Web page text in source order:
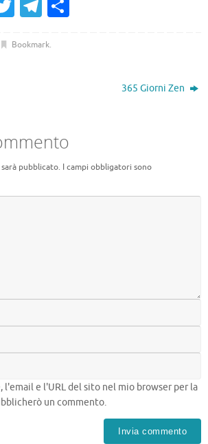
T
it
T
e
Bookmark.
365 Giorni Zen
pubblicato. I campi obbligatori sono
l'email e l'URL del sito nel mio browser per la
un commento.